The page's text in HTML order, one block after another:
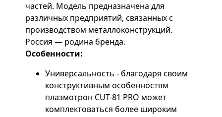
частей. Модель предназначена для
различных предприятий, связанных с
производством металлоконструкций.
Россия — родина бренда.
Особенности:
Универсальность - благодаря своим
конструктивным особенностям
плазмотрон CUT-81 PRO может
комплектоваться более широким